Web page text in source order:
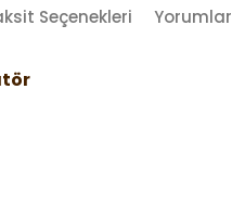
Seçenekleri Yorumlar